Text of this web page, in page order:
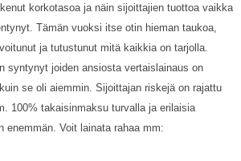
korkotasoa ja näin sijoittajien tuottoa vaikka
Tämän vuoksi itse otin hieman taukoa,
ja tutustunut mitä kaikkia on tarjolla.
syntynyt joiden ansiosta vertaislainaus on
se oli aiemmin. Sijoittajan riskejä on rajattu
100% takaisinmaksu turvalla ja erilaisia
enemmän. Voit lainata rahaa mm: